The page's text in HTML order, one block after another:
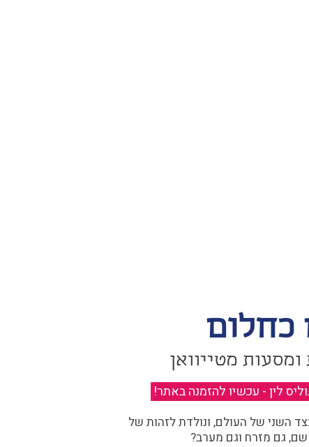
כחלום
ומסעות מטייוואן
לין - עכשיו להזמנה באתר!
השני של העולם, ונולדת לזהות של
שם, גם מזרח וגם מערב?​​